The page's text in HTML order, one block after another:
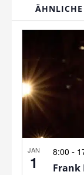
JAN
1
8:00 -
Frank